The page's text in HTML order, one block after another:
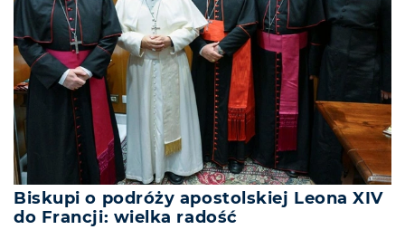
Biskupi o podróży apostolskiej Leona XIV
do Francji: wielka radość